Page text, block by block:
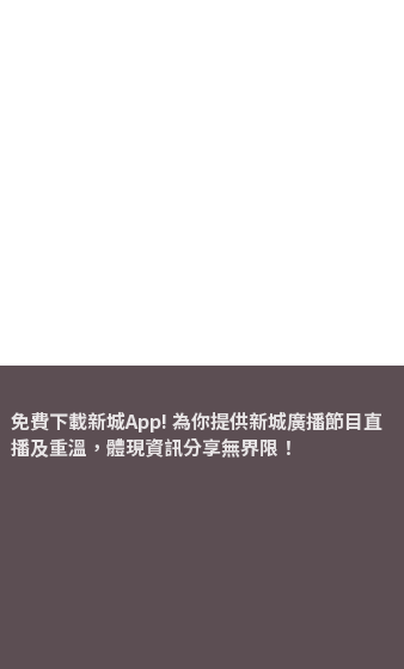
免費下載新城App! 為你提供新城廣播節目直
播及重溫，體現資訊分享無界限！